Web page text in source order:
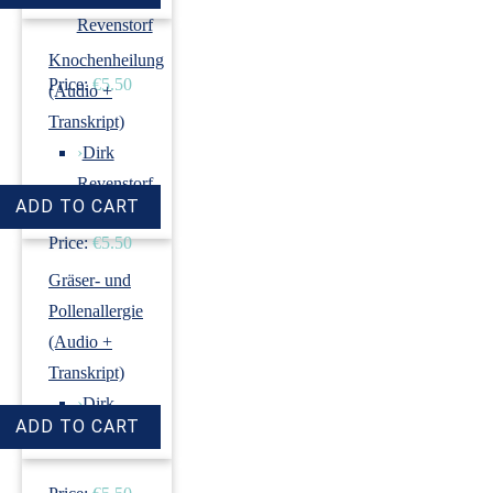
Revenstorf
Price: €5.50
Knochenheilung
(Audio +
Transkript)
›Dirk
Revenstorf
Price: €5.50
Gräser- und
Pollenallergie
(Audio +
Transkript)
›Dirk
Revenstorf